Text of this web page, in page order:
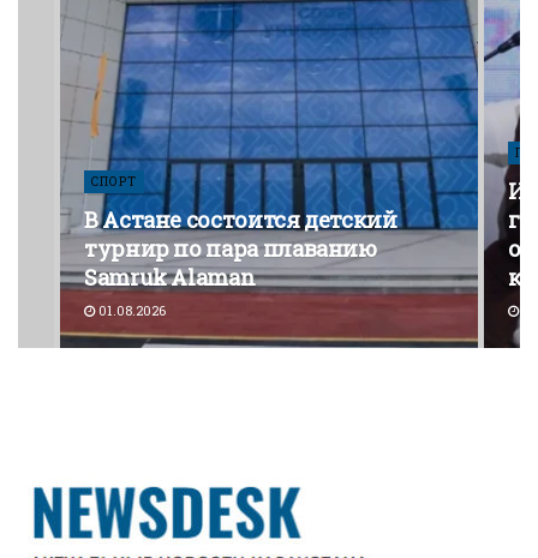
СПОРТ
В Астане состоится детский
турнир по пара плаванию
Samruk Alaman
01.08.2026